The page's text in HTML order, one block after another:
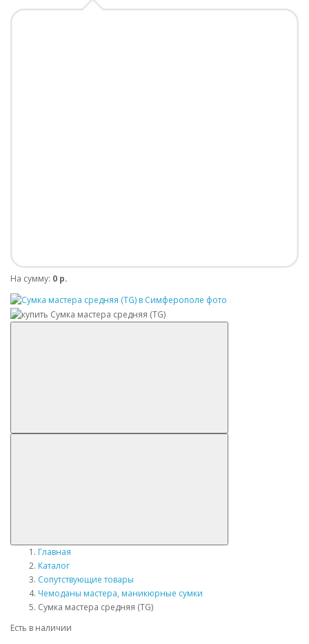
На сумму: 0 р.
Главная
Каталог
Сопутствующие товары
Чемоданы мастера, маникюрные сумки
Сумка мастера средняя (TG)
Есть в наличии